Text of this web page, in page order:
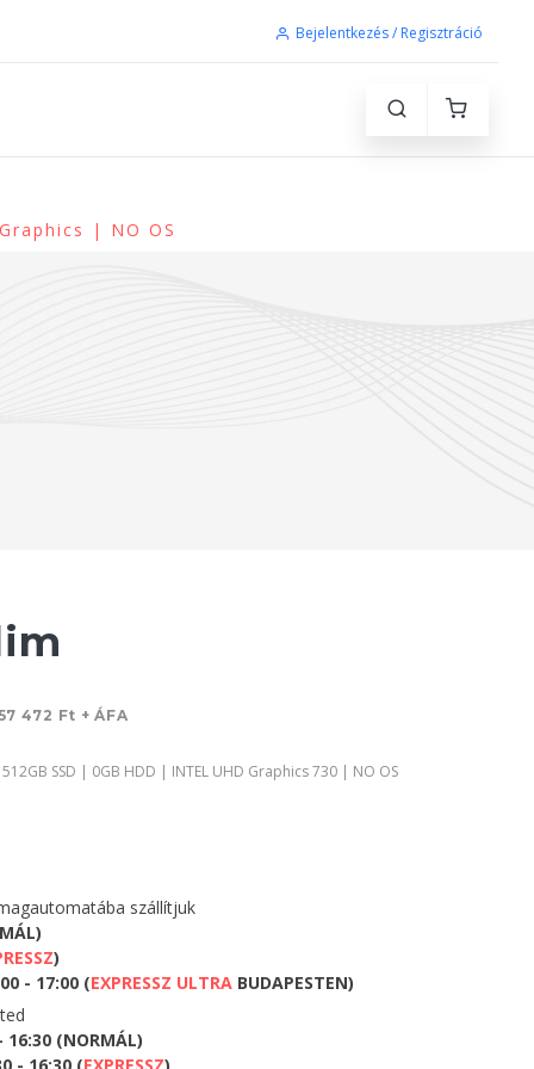
Bejelentkezés / Regisztráció
| NO OS
472 Ft + ÁFA
SSD | 0GB HDD | INTEL UHD Graphics 730 | NO OS
szállítjuk
)
- 17:00 (EXPRESSZ ULTRA BUDAPESTEN)
16:30 (NORMÁL)